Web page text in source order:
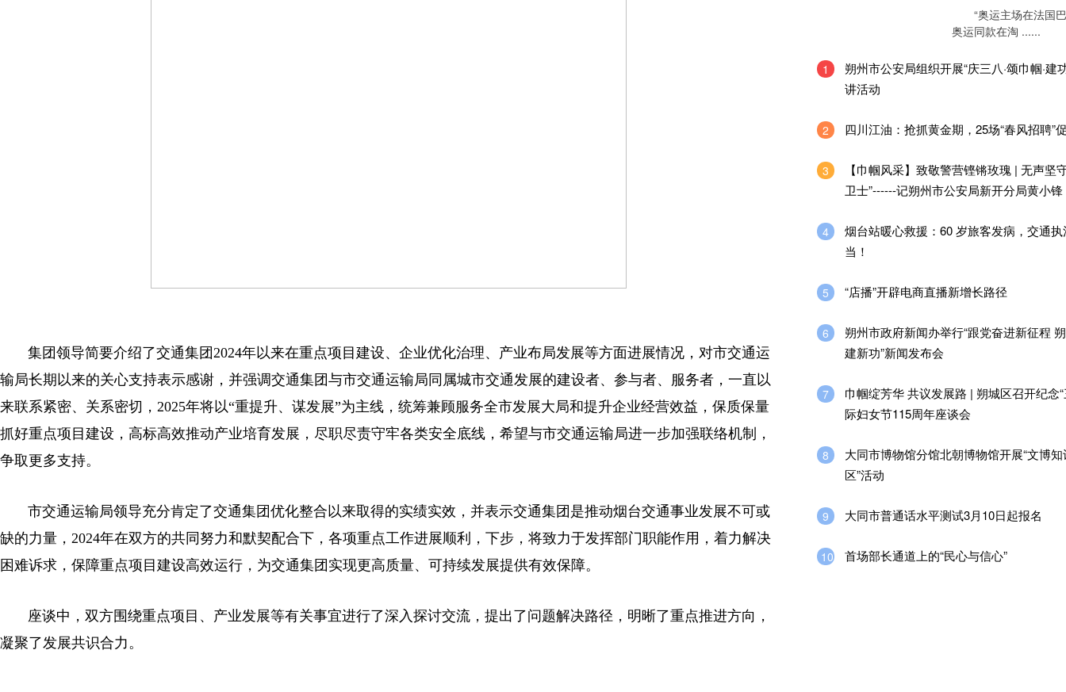
集团领导简要介绍了交通集团2024年以来在重点项目建设、企业优化治理、产业布局发展等方面进展情况，对市交通运
输局长期以来的关心支持表示感谢，并强调交通集团与市交通运输局同属城市交通发展的建设者、参与者、服务者，一直以
来联系紧密、关系密切，2025年将以“重提升、谋发展”为主线，统筹兼顾服务全市发展大局和提升企业经营效益，保质保量
抓好重点项目建设，高标高效推动产业培育发展，尽职尽责守牢各类安全底线，希望与市交通运输局进一步加强联络机制，
争取更多支持。
市交通运输局领导充分肯定了交通集团优化整合以来取得的实绩实效，并表示交通集团是推动烟台交通事业发展不可或
缺的力量，2024年在双方的共同努力和默契配合下，各项重点工作进展顺利，下步，将致力于发挥部门职能作用，着力解决
困难诉求，保障重点项目建设高效运行，为交通集团实现更高质量、可持续发展提供有效保障。
座谈中，双方围绕重点项目、产业发展等有关事宜进行了深入探讨交流，提出了问题解决路径，明晰了重点推进方向，
凝聚了发展共识合力。
“奥运主场在法国
奥运同款在淘 ......
1
朔州市公安局组织开展“庆三八·颂巾帼·建
讲活动
2 四川江油：抢抓黄金期，25场“春风招聘”
3
【巾帼风采】致敬警营铿锵玫瑰 | 无声坚
卫士”------记朔州市公安局新开分局黄小锋
4
烟台站暖心救援：60 岁旅客发病，交通
当！
5 “店播”开辟电商直播新增长路径
6
朔州市政府新闻办举行“跟党奋进新征程
建新功”新闻发布会
7
巾帼绽芳华 共议发展路 | 朔城区召开纪念“
际妇女节115周年座谈会
8
大同市博物馆分馆北朝博物馆开展“文博
区”活动
9 大同市普通话水平测试3月10日起报名
10 首场部长通道上的“民心与信心”